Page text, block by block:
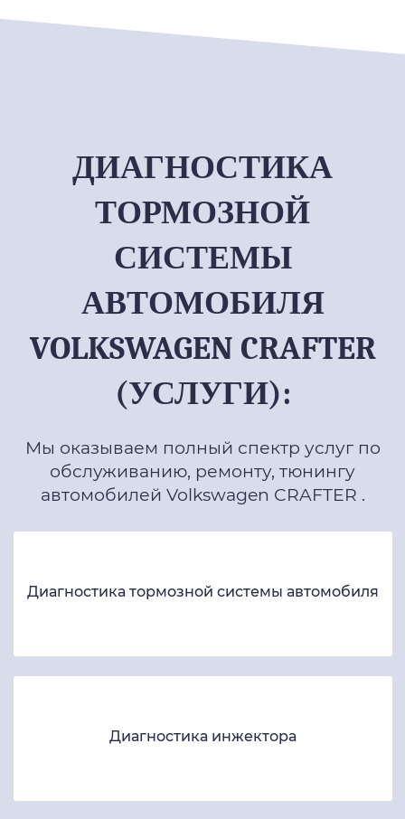
ДИАГНОСТИКА
ТОРМОЗНОЙ
СИСТЕМЫ
АВТОМОБИЛЯ
VOLKSWAGEN CRAFTER
(УСЛУГИ):
Мы оказываем полный спектр услуг по
обслуживанию, ремонту, тюнингу
автомобилей Volkswagen CRAFTER .
Диагностика тормозной системы автомобиля
Диагностика инжектора